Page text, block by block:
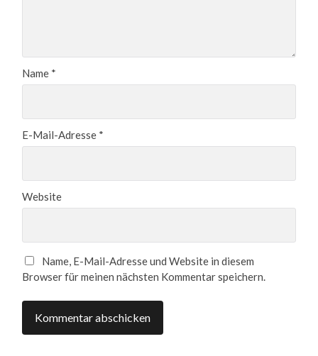
Name *
E-Mail-Adresse *
Website
Name, E-Mail-Adresse und Website in diesem
Browser für meinen nächsten Kommentar speichern.